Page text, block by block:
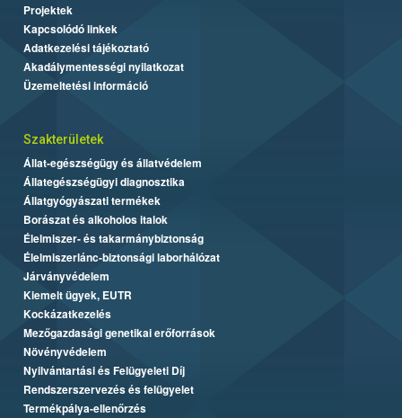
Projektek
Kapcsolódó linkek
Adatkezelési tájékoztató
Akadálymentességi nyilatkozat
Üzemeltetési információ
Szakterületek
Állat-egészségügy és állatvédelem
Állategészségügyi diagnosztika
Állatgyógyászati termékek
Borászat és alkoholos italok
Élelmiszer- és takarmánybiztonság
Élelmiszerlánc-biztonsági laborhálózat
Járványvédelem
Kiemelt ügyek, EUTR
Kockázatkezelés
Mezőgazdasági genetikai erőforrások
Növényvédelem
Nyilvántartási és Felügyeleti Díj
Rendszerszervezés és felügyelet
Termékpálya-ellenőrzés